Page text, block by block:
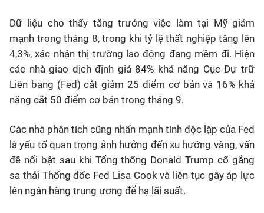
Dữ liệu cho thấy tăng trưởng việc làm tại Mỹ giảm
mạnh trong tháng 8, trong khi tỷ lệ thất nghiệp tăng lên
4,3%, xác nhận thị trường lao động đang mềm đi. Hiện
các nhà giao dịch định giá 84% khả năng Cục Dự trữ
Liên bang (Fed) cắt giảm 25 điểm cơ bản và 16% khả
năng cắt 50 điểm cơ bản trong tháng 9.
Các nhà phân tích cũng nhấn mạnh tính độc lập của Fed
là yếu tố quan trọng ảnh hưởng đến xu hướng vàng, vấn
đề nổi bật sau khi Tổng thống Donald Trump cố gắng
sa thải Thống đốc Fed Lisa Cook và liên tục gây áp lực
lên ngân hàng trung ương để hạ lãi suất.